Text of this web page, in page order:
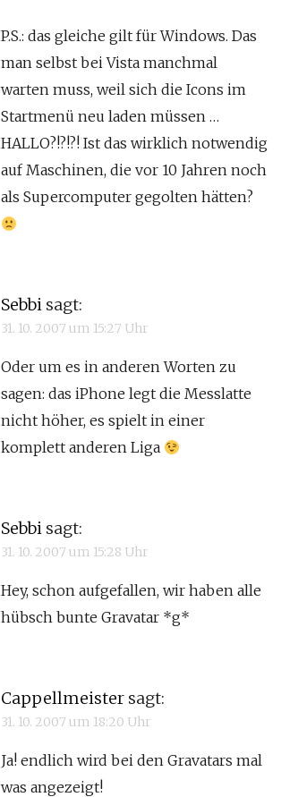
P.S.: das gleiche gilt für Windows. Das
man selbst bei Vista manchmal
warten muss, weil sich die Icons im
Startmenü neu laden müssen …
HALLO?!?!?! Ist das wirklich notwendig
auf Maschinen, die vor 10 Jahren noch
als Supercomputer gegolten hätten?
Sebbi sagt:
31. 10. 2007 um 15:27 Uhr
Oder um es in anderen Worten zu
sagen: das iPhone legt die Messlatte
nicht höher, es spielt in einer
komplett anderen Liga
Sebbi sagt:
31. 10. 2007 um 15:28 Uhr
Hey, schon aufgefallen, wir haben alle
hübsch bunte Gravatar *g*
Cappellmeister sagt:
31. 10. 2007 um 18:20 Uhr
Ja! endlich wird bei den Gravatars mal
was angezeigt!